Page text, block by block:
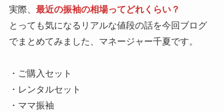
実際、 最近の振袖の相場ってどれくらい？
とっても気になるリアルな値段の話を今回ブログ
でまとめてみました、マネージャー千夏です。
・ご購入セット
・レンタルセット
・ママ振袖